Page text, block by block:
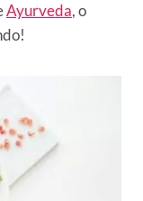
Ayurveda, o